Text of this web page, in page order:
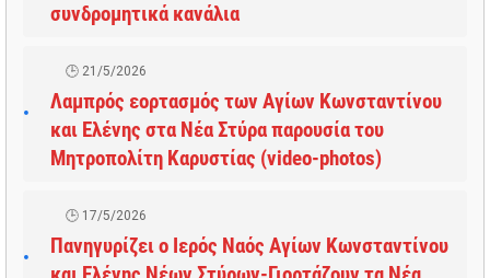
συνδρομητικά κανάλια
21/5/2026
Λαμπρός εορτασμός των Αγίων Κωνσταντίνου
και Ελένης στα Νέα Στύρα παρουσία του
Μητροπολίτη Καρυστίας (video-photos)
17/5/2026
Πανηγυρίζει ο Ιερός Ναός Αγίων Κωνσταντίνου